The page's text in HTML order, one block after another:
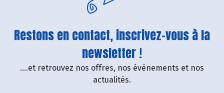
Restons en contact, inscrivez-vous à la
newsletter !
....et retrouvez nos offres, nos événements et nos
actualités.